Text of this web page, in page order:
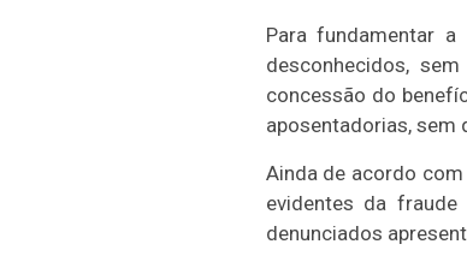
Para fundamentar
desconhecidos,
concessão do
aposentadorias, sem
Ainda de acordo
evidentes da
denunciados